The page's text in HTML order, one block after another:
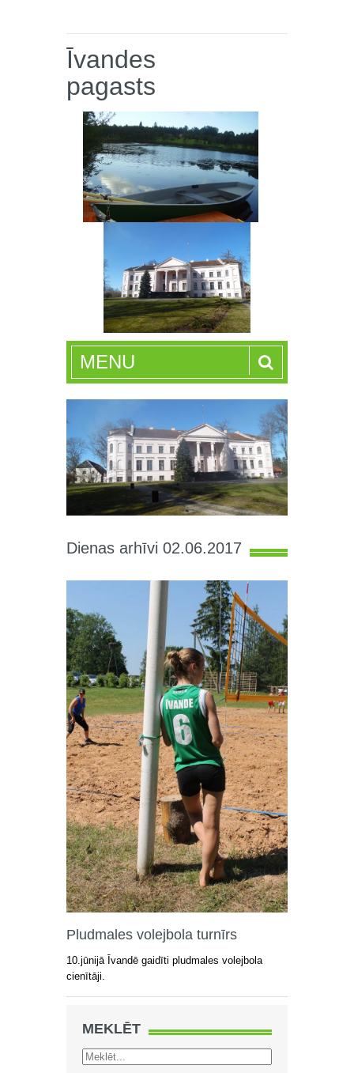
Īvandes
pagasts
MENU
Dienas arhīvi 02.06.2017
Pludmales volejbola turnīrs
10.jūnijā Īvandē gaidīti pludmales volejbola
cienītāji.
MEKLĒT